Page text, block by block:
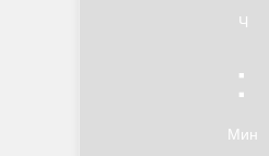
Ч
:
Мин